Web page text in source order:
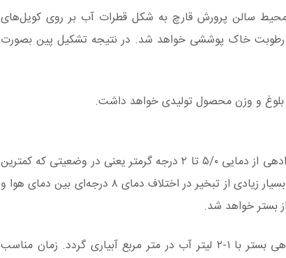
محیط سالن پرورش قارچ به شکل قطرات آب بر روی کویل‌های
خاک پوششی خواهد شد. در نتیجه تشکیل پین بصورت
بلوغ و وزن محصول تولیدی خواهد داشت.
در چنین شرایطی برای ایجاد رطوبت خاک پوششی بهتر است که شروع هوادهی از دمایی ۵/۰ تا ۲ درجه گرمتر یعنی در وضعیتی که کمترین
اختلاف دمای بین هوا و کمپوست وجود دارد شروع شود. از آنجا که میزان بسیار زیادی از تبخیر در اختلاف دمای ۸ درجه‌ای بین دمای هوا و
بستر خواهد شد.
بهترین نتایج زمانی حاصل خواهد شد که در روزهای ۲ تا ۴ پس از هوادهی بستر با ۱-۲ لیتر آب در متر مربع آبیاری گردد. زمان مناسب